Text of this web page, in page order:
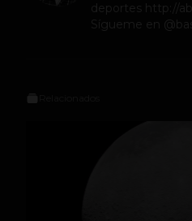
deportes http://
Sígueme en